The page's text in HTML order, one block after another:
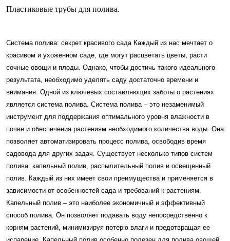
Пластиковые трубы для полива.
Система полива: секрет красивого сада Каждый из нас мечтает о
красивом и ухоженном саде, где могут расцветать цветы, расти
сочные овощи и плоды. Однако, чтобы достичь такого идеального
результата, необходимо уделять саду достаточно времени и
внимания. Одной из ключевых составляющих заботы о растениях
является система полива. Система полива – это незаменимый
инструмент для поддержания оптимального уровня влажности в
почве и обеспечения растениям необходимого количества воды. Она
позволяет автоматизировать процесс полива, освободив время
садовода для других задач. Существует несколько типов систем
полива: капельный полив, распылительный полив и освещенный
полив. Каждый из них имеет свои преимущества и применяется в
зависимости от особенностей сада и требований к растениям.
Капельный полив – это наиболее экономичный и эффективный
способ полива. Он позволяет подавать воду непосредственно к
корням растений, минимизируя потерю влаги и предотвращая ее